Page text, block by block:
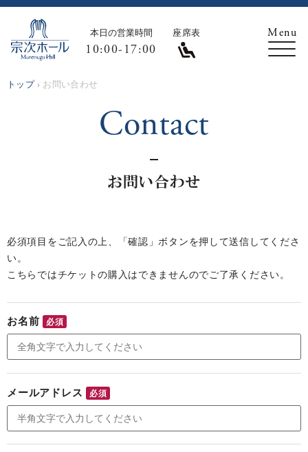
本日の営業時間
10:00-17:00
座席表
トップ お問い合わせ
contact
お問い合わせ
必須項目をご記入の上、「確認」ボタンを押して送信してくださ
い。
こちらではチケットの購入はできませんのでご了承ください。
お名前 必須
メールアドレス 必須